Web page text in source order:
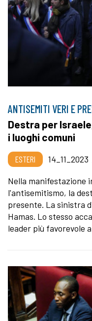
ANTISEMITI VERI E
Destra per
i luoghi comuni
ESTERI 14_11_2023
Nella manifestazione
l'antisemitismo, la
presente. La sinistra
Hamas. Lo stesso
leader più favorevole